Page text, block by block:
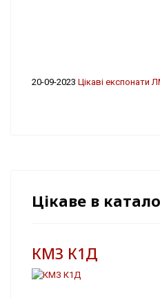
20-09-2023 Цікаві експонати
Цікаве в
КМЗ К1Д